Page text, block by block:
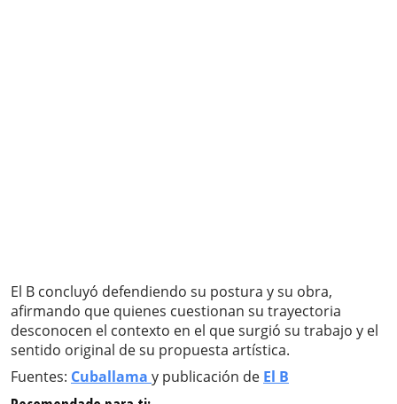
El B concluyó defendiendo su postura y su obra,
afirmando que quienes cuestionan su trayectoria
desconocen el contexto en el que surgió su trabajo y el
sentido original de su propuesta artística.
Fuentes: Cuballama y publicación de El B